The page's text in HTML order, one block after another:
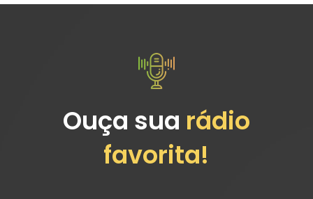
Ouça sua rádio
favorita!